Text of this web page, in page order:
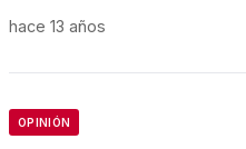
hace 13 años
OPINIÓN